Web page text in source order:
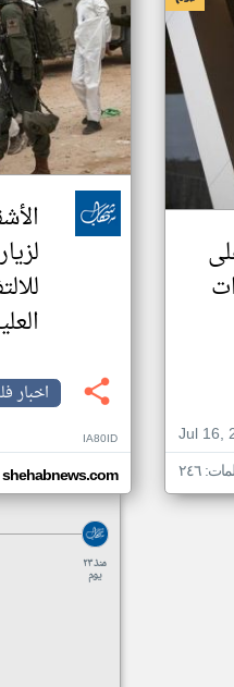
Jul 16,
٢٤٦
اخبار
IA80ID
shehabnews.com
منذ ٢٣
يوم